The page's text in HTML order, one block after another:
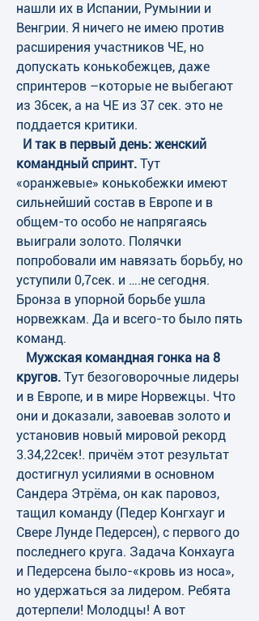
нашли их в Испании, Румынии и
Венгрии. Я ничего не имею против
расширения участников ЧЕ, но
допускать конькобежцев, даже
спринтеров –которые не выбегают
из 36сек, а на ЧЕ из 37 сек. это не
поддается критики.
И так в первый день: женский
командный спринт. Тут
«оранжевые» конькобежки имеют
сильнейший состав в Европе и в
общем-то особо не напрягаясь
выиграли золото. Полячки
попробовали им навязать борьбу, но
уступили 0,7сек. и ….не сегодня.
Бронза в упорной борьбе ушла
норвежкам. Да и всего-то было пять
команд.
Мужская командная гонка на 8
кругов. Тут безоговорочные лидеры
и в Европе, и в мире Норвежцы. Что
они и доказали, завоевав золото и
установив новый мировой рекорд
3.34,22сек!. причём этот результат
достигнул усилиями в основном
Сандера Этрёма, он как паровоз,
тащил команду (Педер Конгхауг и
Свере Лунде Педерсен), с первого до
последнего круга. Задача Конхауга
и Педерсена было-«кровь из носа»,
но удержаться за лидером. Ребята
дотерпели! Молодцы! А вот